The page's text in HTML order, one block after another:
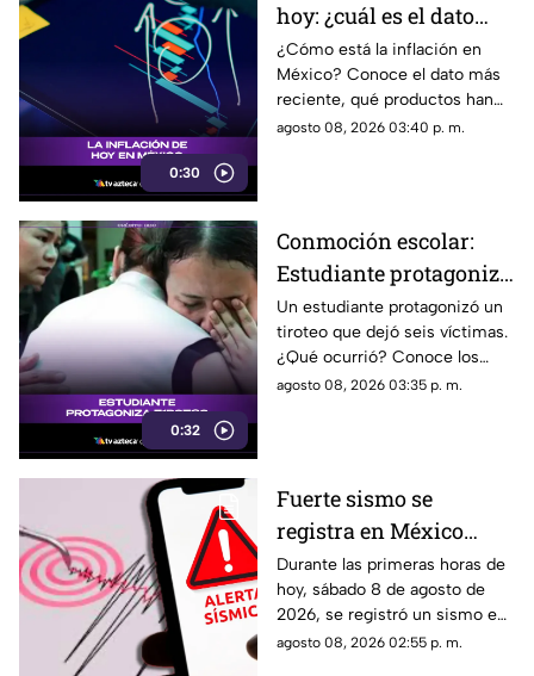
0:30
hoy: ¿cuál es el dato
actual?
¿Cómo está la inflación en
México? Conoce el dato más
reciente, qué productos han
subido de precio y cómo
agosto 08, 2026 03:40 p. m.
0:32
Conmoción escolar:
Estudiante protagoniza
t1r0t30 con seis
víctimas
Un estudiante protagonizó un
tiroteo que dejó seis víctimas.
¿Qué ocurrió? Conoce los
detalles de esta tragedia.
agosto 08, 2026 03:35 p. m.
Fuerte sismo se
registra en México
HOY, sábado 8 de
agosto de 2026: ¿Dónde
fue el epicentro del
temblor de este día?
Durante las primeras horas de
hoy, sábado 8 de agosto de
2026, se registró un sismo en
México. Te decimos en donde
agosto 08, 2026 02:55 p. m.